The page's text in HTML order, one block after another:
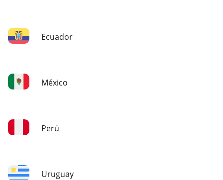
Ecuador
México
Perú
Uruguay